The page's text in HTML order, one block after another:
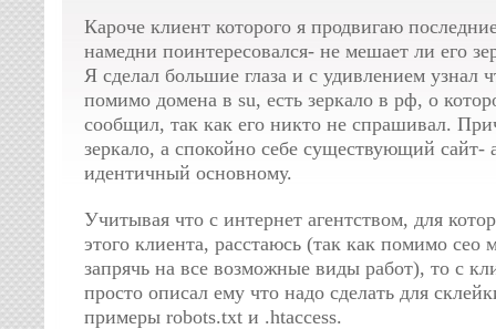
Кароче клиент которого я продвигаю
намедни поинтересовался- не мешает ли его
Я сделал большие глаза и с удивлением узнал
помимо домена в su, есть зеркало в рф, о
сообщил, так как его никто не спрашивал.
зеркало, а спокойно себе существующий сайт-
идентичный основному.
Учитывая что с интернет агентством, для
этого клиента, расстаюсь (так как помимо сео
запрячь на все возможные виды работ), то с
просто описал ему что надо сделать для
примеры robots.txt и .htaccess.